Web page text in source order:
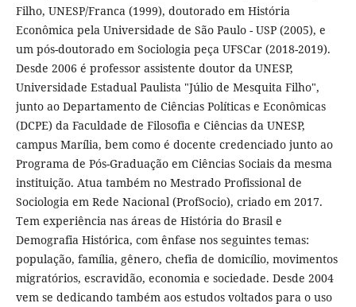
Filho, UNESP/Franca (1999), doutorado em História
Econômica pela Universidade de São Paulo - USP (2005), e
um pós-doutorado em Sociologia peça UFSCar (2018-2019).
Desde 2006 é professor assistente doutor da UNESP,
Universidade Estadual Paulista "Júlio de Mesquita Filho",
junto ao Departamento de Ciências Políticas e Econômicas
(DCPE) da Faculdade de Filosofia e Ciências da UNESP,
campus Marília, bem como é docente credenciado junto ao
Programa de Pós-Graduação em Ciências Sociais da mesma
instituição. Atua também no Mestrado Profissional de
Sociologia em Rede Nacional (ProfSocio), criado em 2017.
Tem experiência nas áreas de História do Brasil e
Demografia Histórica, com ênfase nos seguintes temas:
população, família, gênero, chefia de domicílio, movimentos
migratórios, escravidão, economia e sociedade. Desde 2004
vem se dedicando também aos estudos voltados para o uso